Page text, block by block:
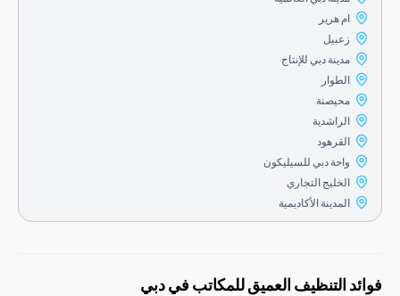
مدينة دبي للإنتاج
محيصنة
الراشدية
واحة دبي للسيليكون
الخليج التجاري
المدينة الأكاديمية
التنظيف العميق للمكاتب في دبي